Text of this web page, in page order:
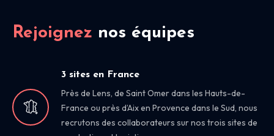
Rejoignez nos équipes
3 sites en France
Près de Lens, de Saint Omer dans les Hauts-de-
France ou près d’Aix en Provence dans le Sud, nous
recrutons des collaborateurs sur nos trois sites de